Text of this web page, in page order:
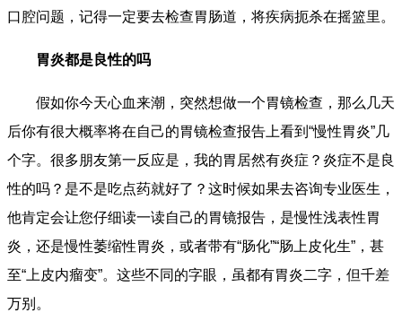
口腔问题，记得一定要去检查胃肠道，将疾病扼杀在摇篮里。
胃炎都是良性的吗
假如你今天心血来潮，突然想做一个胃镜检查，那么几天
后你有很大概率将在自己的胃镜检查报告上看到“慢性胃炎”几
个字。很多朋友第一反应是，我的胃居然有炎症？炎症不是良
性的吗？是不是吃点药就好了？这时候如果去咨询专业医生，
他肯定会让您仔细读一读自己的胃镜报告，是慢性浅表性胃
炎，还是慢性萎缩性胃炎，或者带有“肠化”“肠上皮化生”，甚
至“上皮内瘤变”。这些不同的字眼，虽都有胃炎二字，但千差
万别。